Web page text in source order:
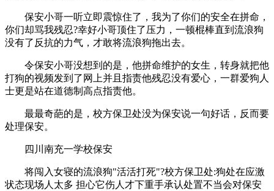
保安小哥一听立即震惊住了，我为了你们的安全在拼命，
你们却骂我残忍?幸好小哥顶住了压力，一顿棍棒直到流浪狗
没有了反抗的力气，才敢将流浪狗拖出去。
令保安小哥没想到的是，他拼命维护的女生，转身就把他
打狗的视频发到了网上并且指责他残忍没有爱心，一群爱狗人
士更是站在道德制高点指责他。
最最奇葩的是，校方保卫处没为保安说一句好话，反而要
处理保安。
四川南充一学校保安
将闯入女寝的流浪狗"活活打死"?校方保卫处:狗处在应激
状态现场人太多 担心它伤人才下重手承认处置不当会对保安